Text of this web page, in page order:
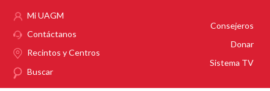
Mi UAGM
Contáctanos
Recintos y Centros
Buscar
Consejeros
Donar
Sistema TV